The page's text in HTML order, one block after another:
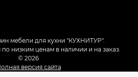
мебели для кухни "КУХНИТУР".
низким ценам в наличии и на заказ.
© 2026
версия сайта